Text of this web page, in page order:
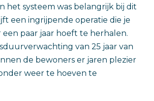
het systeem was belangrijk bij dit
een ingrijpende operatie die je
een paar jaar hoeft te herhalen.
van 25 jaar van
de bewoners er jaren plezier
weer te hoeven te